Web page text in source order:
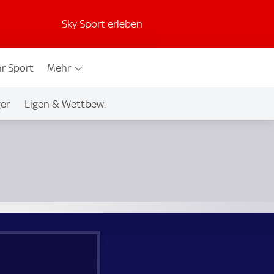
Sky Sport erleben
Sport Mehr
Ligen & Wettbew.